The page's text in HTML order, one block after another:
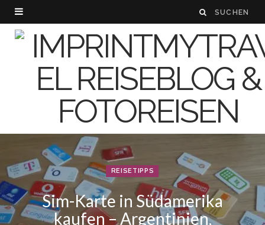
REISETIPPS
Sim-Karte in Südamerika
kaufen – Argentinien,